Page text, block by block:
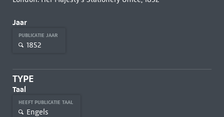
Jaar
PUBLICATIE JAAR
1852
TYPE
Taal
HEEFT PUBLICATIE TAAL
Engels